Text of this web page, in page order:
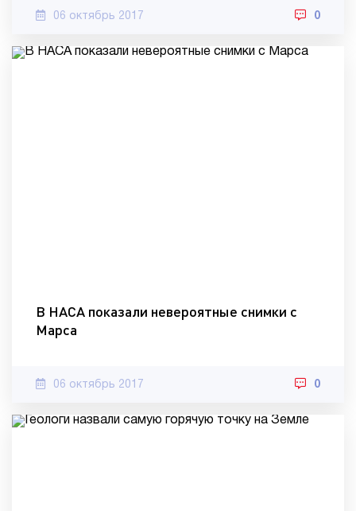
06 октябрь 2017 0
В НАСА показали невероятные снимки с
Марса
06 октябрь 2017 0